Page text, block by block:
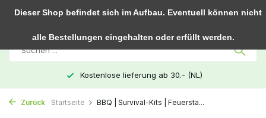
0
Kostenlose lieferung ab 30.- (NL)
Zurück Startseite BBQ | Survival-Kits | Feuersta...
Dieser Shop befindet sich im Aufbau. Eventuell können nicht
alle Bestellungen eingehalten oder erfüllt werden.